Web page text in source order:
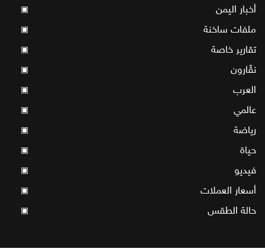
أخبار اليمن ▣
ملفات ساخنة ▣
تقارير خاصة ▣
نقّارون ▣
العرب ▣
عالمي ▣
رياضة ▣
حياة ▣
فيديو ▣
أسعار العملات ▣
حالة الطقس ▣